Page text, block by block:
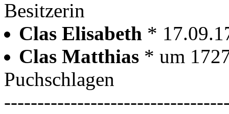
Besitzerin
Clas Elisabeth *
Clas Matthias * um
Puchschlagen